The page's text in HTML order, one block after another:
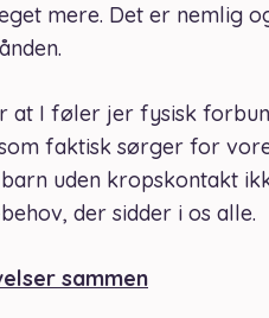
mere. Det er nemlig
at I føler jer fysisk
faktisk sørger for
uden kropskontakt
der sidder i os alle.
sammen